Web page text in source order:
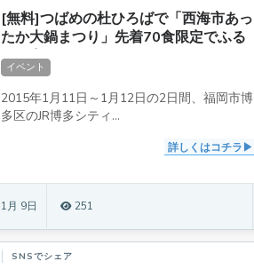
[無料]つばめの杜ひろばで「西海市あっ
たか大鍋まつり」先着70食限定でふる
まい有
イベント
2015年1月11日～1月12日の2日間、福岡市博
多区のJR博多シティ...
詳しくはコチラ
1月 9日 251
SNSでシェア